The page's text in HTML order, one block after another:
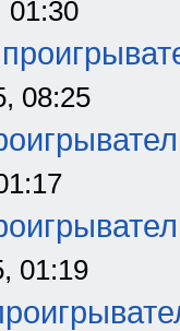
01:30
08:25
01:19